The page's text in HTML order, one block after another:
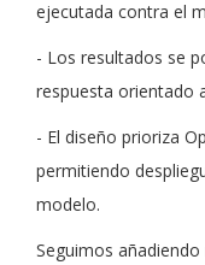
ejecutada contra el
- Los resultados se
respuesta orientado
- El diseño prioriza
permitiendo
modelo.
Seguimos